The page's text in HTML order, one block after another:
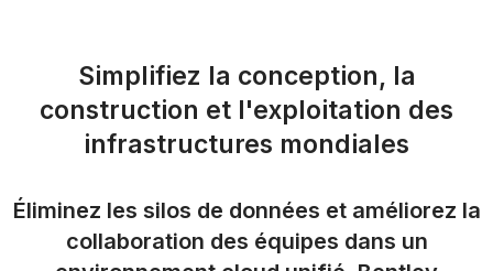
Simplifiez la conception, la
construction et l'exploitation des
infrastructures mondiales
Éliminez les silos de données et améliorez la
collaboration des équipes dans un